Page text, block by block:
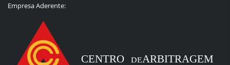
Empresa Aderente: